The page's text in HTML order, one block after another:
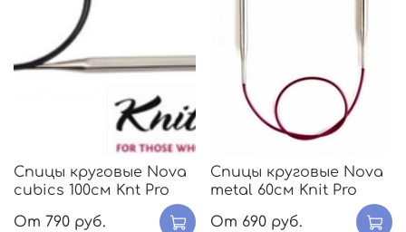
Спицы круговые Nova
cubics 100см Knt Pro
От 790 руб.
Спицы круговые Nova
metal 60см Knit Pro
От 690 руб.